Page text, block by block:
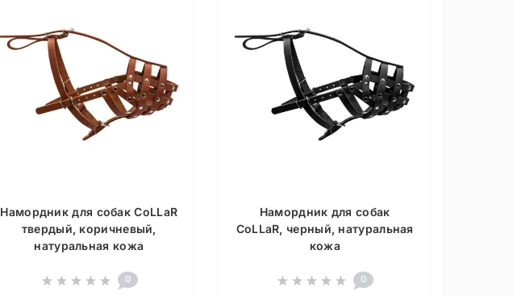
Намордник для собак CoLLaR
твердый, коричневый,
натуральная кожа
0
Намордник для собак
CoLLaR, черный, натуральная
кожа
0